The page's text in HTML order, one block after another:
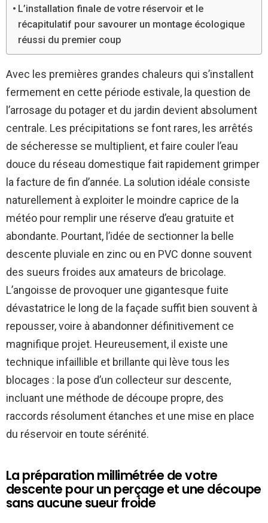
L’installation finale de votre réservoir et le
récapitulatif pour savourer un montage écologique
réussi du premier coup
Avec les premières grandes chaleurs qui s’installent
fermement en cette période estivale, la question de
l’arrosage du potager et du jardin devient absolument
centrale. Les précipitations se font rares, les arrêtés
de sécheresse se multiplient, et faire couler l’eau
douce du réseau domestique fait rapidement grimper
la facture de fin d’année. La solution idéale consiste
naturellement à exploiter le moindre caprice de la
météo pour remplir une réserve d’eau gratuite et
abondante. Pourtant, l’idée de sectionner la belle
descente pluviale en zinc ou en PVC donne souvent
des sueurs froides aux amateurs de bricolage.
L’angoisse de provoquer une gigantesque fuite
dévastatrice le long de la façade suffit bien souvent à
repousser, voire à abandonner définitivement ce
magnifique projet. Heureusement, il existe une
technique infaillible et brillante qui lève tous les
blocages : la pose d’un collecteur sur descente,
incluant une méthode de découpe propre, des
raccords résolument étanches et une mise en place
du réservoir en toute sérénité.
La préparation millimétrée de votre
descente pour un perçage et une découpe
sans aucune sueur froide